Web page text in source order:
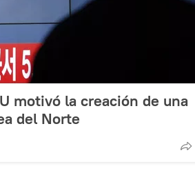
motivó la creación de una
del Norte